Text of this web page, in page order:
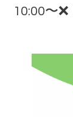
10:00〜